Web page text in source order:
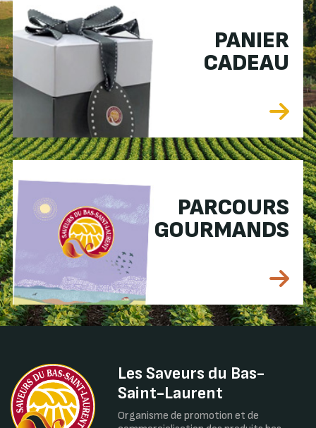
PANIER
CADEAU
PARCOURS
GOURMANDS
Les Saveurs du Bas-
Saint-Laurent
Organisme de promotion et de